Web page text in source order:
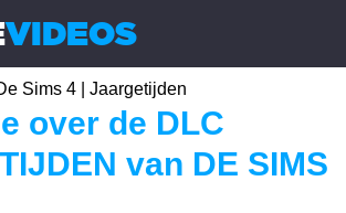
VIDEOS
Sims 4 Jaargetijden
over de DLC
van DE SIMS